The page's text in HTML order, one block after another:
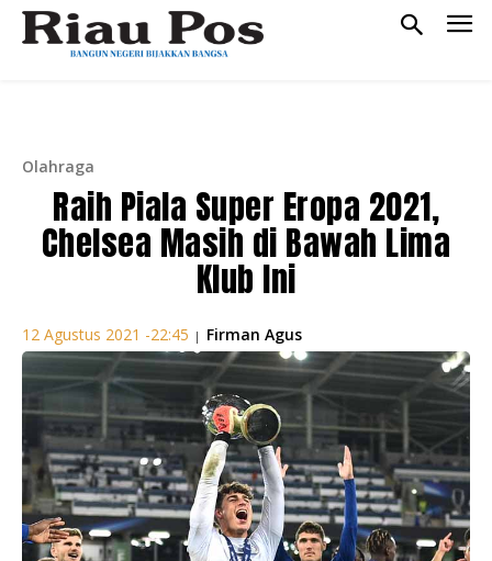
Olahraga
Raih Piala Super Eropa 2021,
Chelsea Masih di Bawah Lima
Klub Ini
12 Agustus 2021 -22:45 | Firman Agus